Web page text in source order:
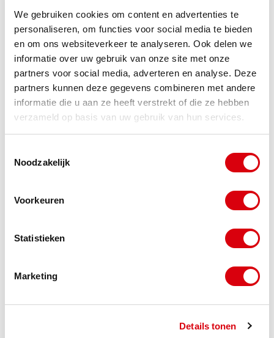
We gebruiken cookies om content en advertenties te
personaliseren, om functies voor social media te bieden
en om ons websiteverkeer te analyseren. Ook delen we
informatie over uw gebruik van onze site met onze
partners voor social media, adverteren en analyse. Deze
partners kunnen deze gegevens combineren met andere
informatie die u aan ze heeft verstrekt of die ze hebben
verzameld op basis van uw gebruik van hun services.
Noodzakelijk
Voorkeuren
Statistieken
Marketing
Details tonen
aanvullende voorwaarden, zoals het moeten
verstrekken van financiële gegevens of
zekerheden. Ook wordt er gekeken naar de
levensvatbaarheid van je onderneming.
Belangrijk om te weten is dat tijdens een
doorloopt. Het is daarom financieel voordeliger om
zo snel mogelijk af te lossen als je daartoe in staat
Een betalingsregeling vraag je aan via
MijnBelastingdienst Zakelijk (voor ondernemers).
In sommige gevallen kan het verstandig zijn om
professionele hulp in te schakelen bij het aanvragen